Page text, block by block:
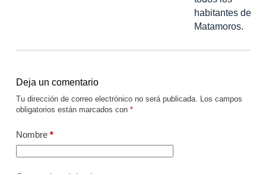
habitantes de
Matamoros.
Deja un comentario
Tu dirección de correo electrónico no será publicada. Los campos
obligatorios están marcados con *
Nombre*